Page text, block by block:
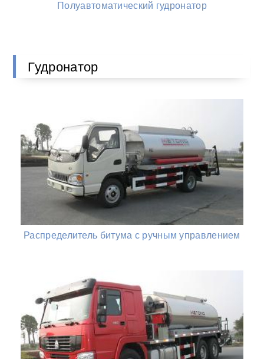
Полуавтоматический гудронатор
Гудронатор
Распределитель битума с ручным управлением